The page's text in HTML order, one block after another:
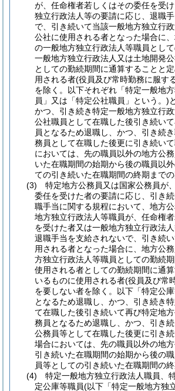
が、任命権者若しくはその委任を受
独立行政法人等の要請に応じ、退職
で、引き続いて当該一般地方独立行
公社に使用される者となった場合に
の一般地方独立行政法人等職員とし
一般地方独立行政法人又は土地開発
としての勤続期間に通算することと
用される者(役員及び常時勤務に服す
を除く。以下それぞれ「特定一般地
員」又は「特定公社職員」という。)
かつ、引き続き特定一般地方独立行
公社職員として在職した後引き続い
員となるため退職し、かつ、引き続
務員として在職した後更に引き続い
においては、先の職員以外の地方公
いた在職期間の始期から後の職員以
ての引き続いた在職期間の終期まで
(3)
特定地方公務員又は国家公務員が
委任を受けた者の要請に応じ、引き
職手当に関する規程において、地方
地方独立行政法人等職員が、任命権
を受けた者又は一般地方独立行政法人
退職手当を支給されないで、引き続
用される者となった場合に、地方公
方独立行政法人等職員としての勤続
使用される者としての勤続期間に通
いるものに使用される者(役員及び常
を要しない者を除く。以下「特定公
となるため退職し、かつ、引き続き
て在職した後引き続いて再び特定地
務員となるため退職し、かつ、引き
公務員等として在職した後更に引き
場合においては、先の職員以外の地
引き続いた在職期間の始期から後の
員等としての引き続いた在職期間の
(4)
特定一般地方独立行政法人職員、
定公庫等職員(以下「特定一般地方独